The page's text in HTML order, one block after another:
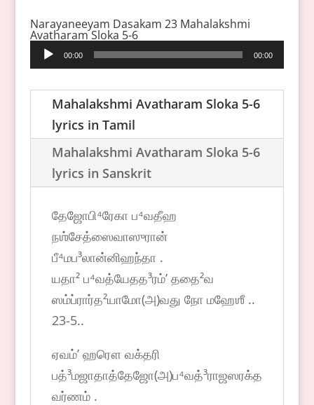
Narayaneeyam Dasakam 23 Mahalakshmi
Avatharam Sloka 5-6
Audio
Player
00:00 00:00
Mahalakshmi Avatharam Sloka 5-6
lyrics in Tamil
Mahalakshmi Avatharam Sloka 5-6
lyrics in Sanskrit
தேஜோபி⁴ரேகா ப⁴வதீஹ
நஶ்சேத்ஸைவாஸுரான்
பீ⁴மப³லான்னிஹந்தா .
யதா² ப⁴வத்யேதத³ரம்ʼ ததை²வ
ஸம்ப்ரார்த²யாமோ(அ)வது நோ மஹேஶீ ..
23-5..
ஏவம்ʼ ஹரௌ வக்தரி
பத்³மஜாதாத்தேஜோ(அ)ப⁴வத்³ராஜஸரக்த
வர்ணம் .